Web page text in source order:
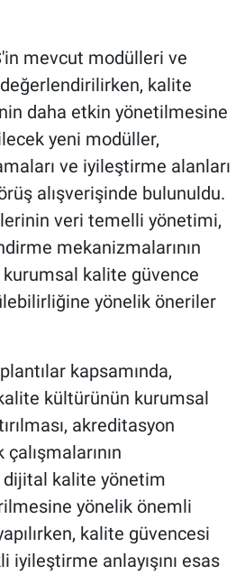
mevcut modülleri ve
kalite
daha etkin yönetilmesine
yeni modüller,
ve iyileştirme alanları
alışverişinde bulunuldu.
veri temelli yönetimi,
mekanizmalarının
kalite güvence
yönelik öneriler
kapsamında,
kültürünün kurumsal
akreditasyon
kalite yönetim
yönelik önemli
kalite güvencesi
iyileştirme anlayışını esas